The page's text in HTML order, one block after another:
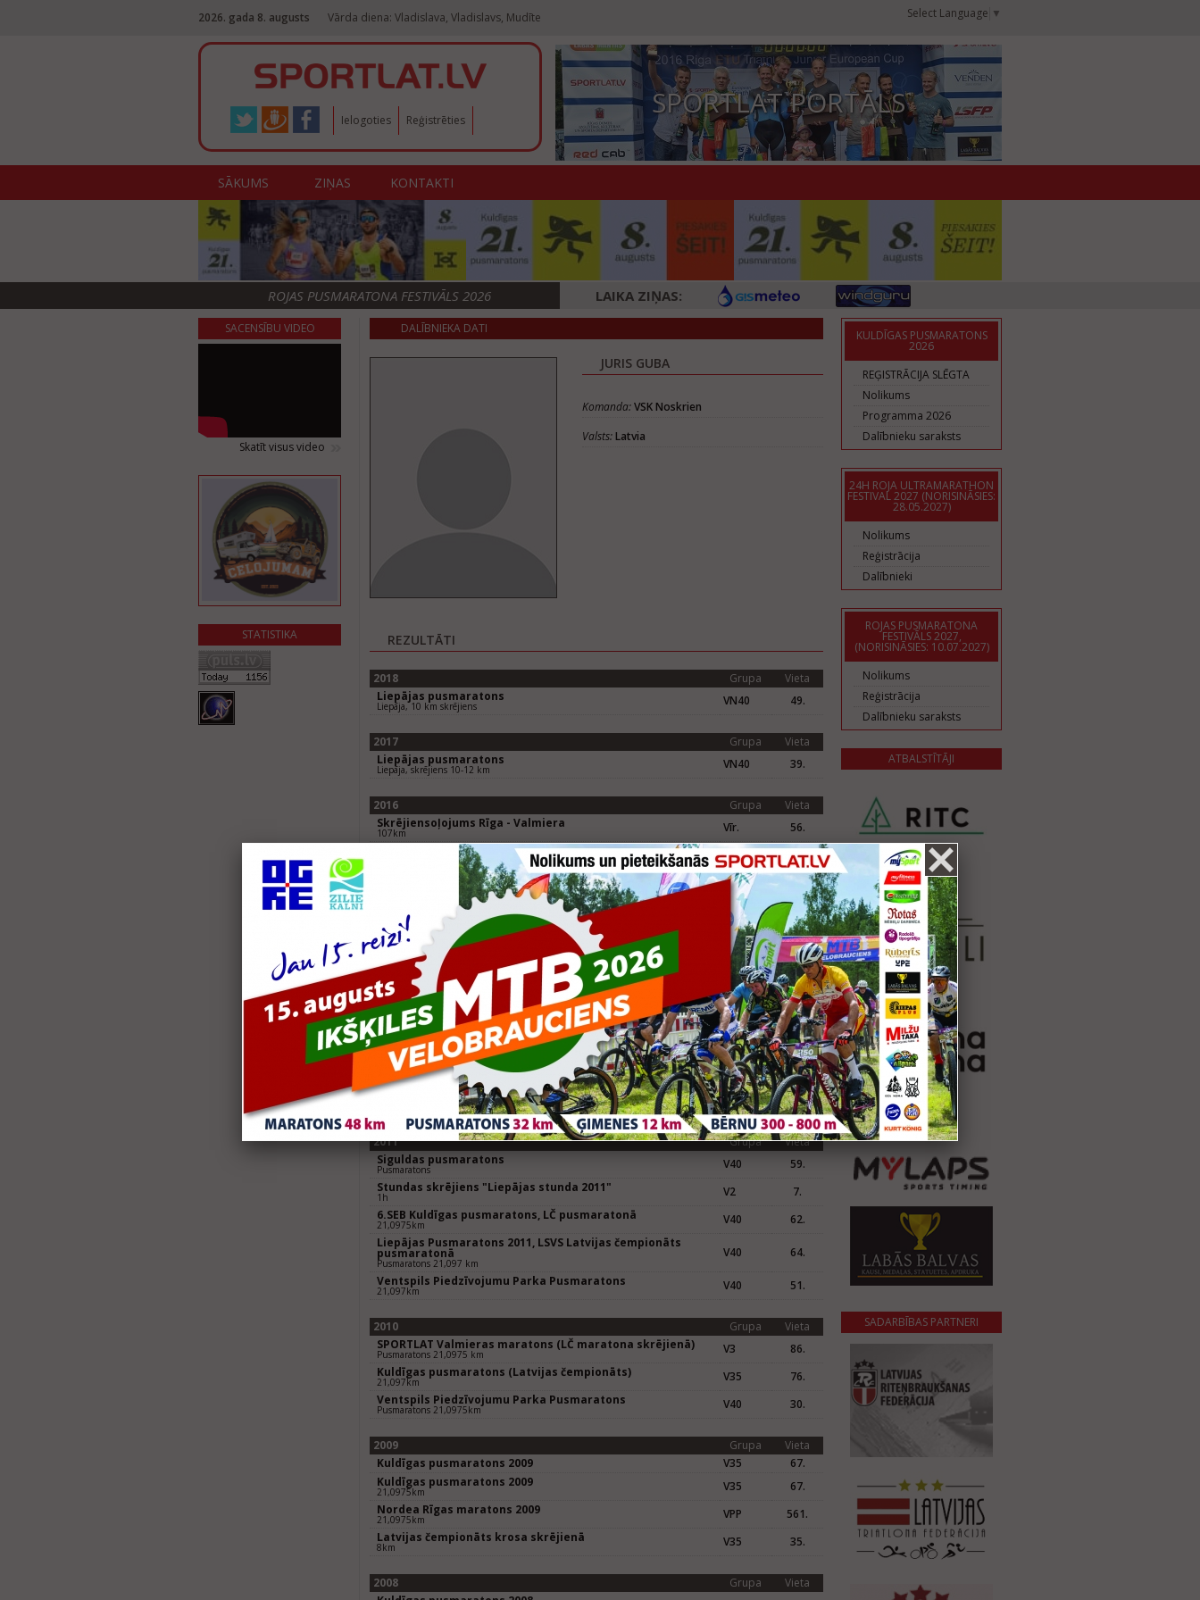
2026. gada 8. augusts Vārda diena: Vladislava, Vladislavs, Mudīte Select Language ▼
Ielogoties Reģistrēties SPORTLAT PORTĀLS
SĀKUMS ZIŅAS KONTAKTI
ROJAS PUSMARATONA FESTIVĀLS 2026 LAIKA ZIŅAS:
SACENSĪBU VIDEO
Skatīt visus video
STATISTIKA
DALĪBNIEKA DATI
JURIS GUBA
Komanda:VSK Noskrien
Valsts:Latvia
REZULTĀTI
2018 Grupa
Vieta
Liepājas pusmaratons
Liepāja, 10 km skrējiens VN40 49.
2017 Grupa
Vieta
Liepājas pusmaratons
Liepāja, skrējiens 10-12 km VN40 39.
2016 Grupa
Vieta
Skrējiensoļojums Rīga - Valmiera
107km Vīr. 56.
Grupa
Vieta
Kuldīgas pusmaratons
Kuldīgas NIKE tautas skrējiens 10 km VN40 40.
2013 Grupa
Vieta
Vecāķu skrējiens
10km V40
33.
Kuldīgas pusmaratons (LČ 1/2 maratonā)
NIKE skrējiens 10.5 km VN40
32.
Liepājas pusmaratons
Pusmaratons 21,0975km V40 62.
2012 Grupa
Vieta
Liepājas Pusmaratons
Pusmaratons 21,097 km V40
61.
Ventspils Piedzīvojumu parka Pusmaratons
Pusmaratons 21,097 km V40 69.
2011 Grupa
Vieta
Siguldas pusmaratons
Pusmaratons V40
59.
Stundas skrējiens "Liepājas stunda 2011"
1h V2
7.
6.SEB Kuldīgas pusmaratons, LČ pusmaratonā
21,0975km V40
62.
Liepājas Pusmaratons 2011, LSVS Latvijas čempionāts
pusmaratonā
Pusmaratons 21,097 km
V40
64.
Ventspils Piedzīvojumu Parka Pusmaratons
21,097km V40 51.
2010 Grupa
Vieta
SPORTLAT Valmieras maratons (LČ maratona skrējienā)
Pusmaratons 21,0975 km V3
86.
Kuldīgas pusmaratons (Latvijas čempionāts)
21,097km V35
76.
Ventspils Piedzīvojumu Parka Pusmaratons
Pusmaratons 21,0975km V40 30.
2009 Grupa
Vieta
Kuldīgas pusmaratons 2009
V35
67.
Kuldīgas pusmaratons 2009
21,0975km V35
67.
Nordea Rīgas maratons 2009
21,0975km VPP
561.
Latvijas čempionāts krosa skrējienā
8km V35 35.
2008 Grupa
Vieta
KULDĪGAS PUSMARATONS
2026
REĢISTRĀCIJA SLĒGTA
Nolikums
Programma 2026
Dalībnieku saraksts
24H ROJA ULTRAMARATHON
FESTIVAL 2027 (NORISINĀSIES:
28.05.2027)
Nolikums
Reģistrācija
Dalībnieki
ROJAS PUSMARATONA
FESTIVĀLS 2027,
(NORISINĀSIES: 10.07.2027)
Nolikums
Reģistrācija
Dalībnieku saraksts
ATBALSTĪTĀJI
SADARBĪBAS PARTNERI